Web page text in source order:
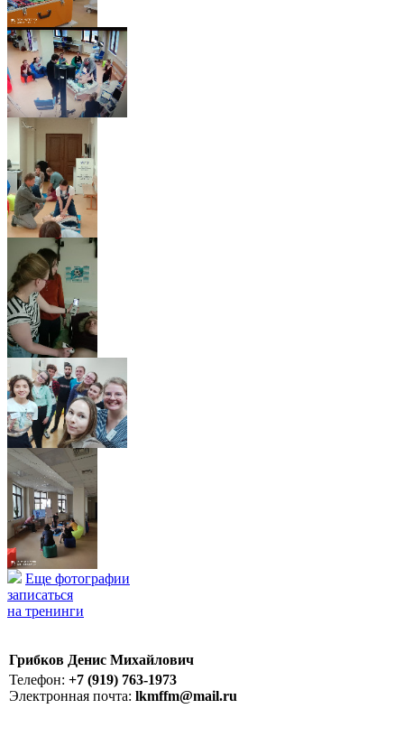
Еще фотографии
записаться
на тренинги
Грибков Денис Михайлович
Телефон: +7 (919) 763-1973
Электронная почта: lkmffm@mail.ru